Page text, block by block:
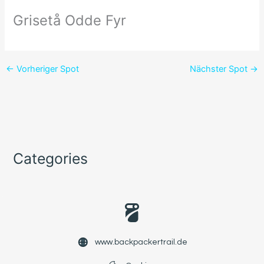
Grisetå Odde Fyr
← Vorheriger Spot Nächster Spot →
Categories
www.backpackertrail.de